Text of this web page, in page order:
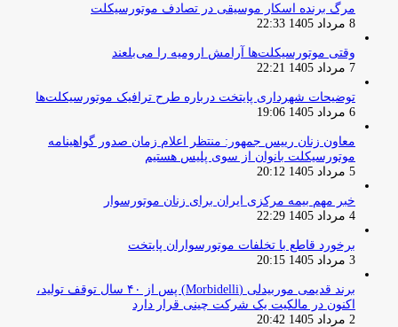
مرگ برنده اسکار موسیقی در تصادف موتورسیکلت
8 مرداد 1405 22:33
وقتی موتورسیکلت‌ها آرامش ارومیه را می‌بلعند
7 مرداد 1405 22:21
توضیحات شهرداری پایتخت درباره طرح ترافیک موتورسیکلت‌ها
6 مرداد 1405 19:06
معاون زنان رییس جمهور: منتظر اعلام زمان صدور گواهینامه
موتورسیکلت بانوان از سوی پلیس هستیم
5 مرداد 1405 20:12
خبر مهم بیمه مرکزی ایران برای زنان موتورسوار
4 مرداد 1405 22:29
برخورد قاطع با تخلفات موتورسواران پایتخت
3 مرداد 1405 20:15
برند قدیمی موربیدلی (Morbidelli) پس از ۴۰ سال توقف تولید،
اکنون در مالکیت یک شرکت چینی قرار دارد
2 مرداد 1405 20:42